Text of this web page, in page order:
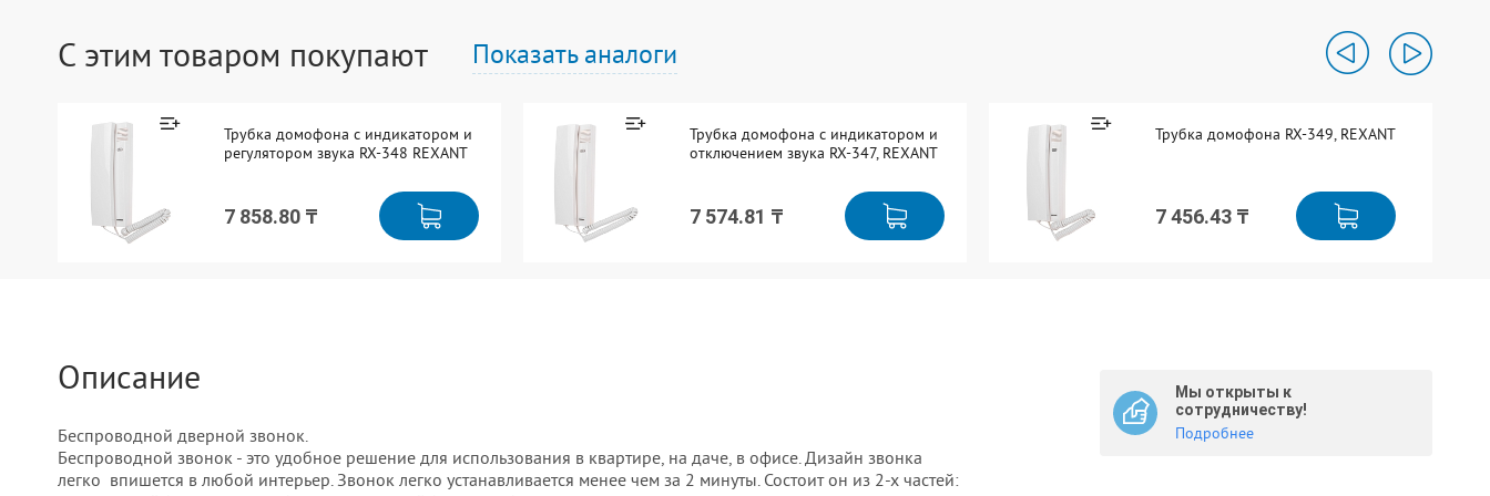
С этим товаром покупают Показать аналоги
Трубка домофона с индикатором и
регулятором звука RX-348 REXANT
7 858.80 ₸
Трубка домофона с индикатором и
отключением звука RX-347, REXANT
7 574.81 ₸
Трубка домофона RX-349, REXANT
7 456.43 ₸
Описание
Беспроводной дверной звонок.
Беспроводной звонок - это удобное решение для использования в квартире, на даче, в офисе. Дизайн звонка
легко впишется в любой интерьер. Звонок легко устанавливается менее чем за 2 минуты. Состоит он из 2-х частей:
Мы открыты к
сотрудничеству!
Подробнее